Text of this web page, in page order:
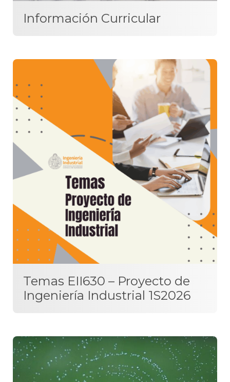
Información Curricular
Temas EII630 – Proyecto de
Ingeniería Industrial 1S2026